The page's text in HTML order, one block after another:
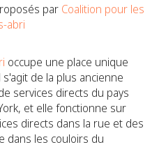
par Coalition pour les
abri
occupe une place unique
de la plus ancienne
services directs du pays
et elle fonctionne sur
directs dans la rue et des
dans les couloirs du